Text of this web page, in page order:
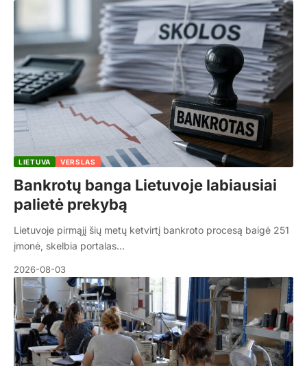
LIETUVA VERSLAS
Bankrotų banga Lietuvoje labiausiai
palietė prekybą
Lietuvoje pirmąjį šių metų ketvirtį bankroto procesą baigė 251
įmonė, skelbia portalas…
2026-08-03